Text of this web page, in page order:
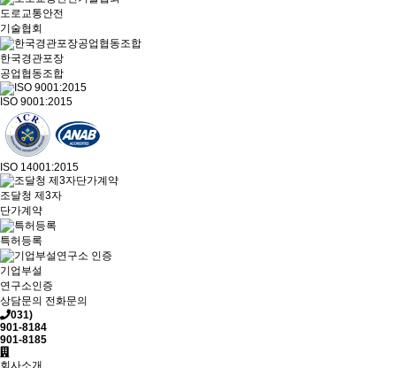
도로교통안전
기술협회
한국경관포장
공업협동조합
ISO 9001:2015
ISO 14001:2015
조달청 제3자
단가계약
특허등록
기업부설
연구소인증
상담문의 전화문의
031)
901-8184
901-8185
회사소개